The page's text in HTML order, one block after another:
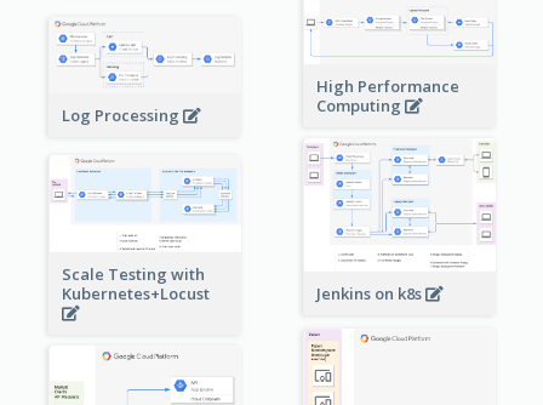
High Performance
Computing
Log Processing
Jenkins on k8s
Scale Testing with
Kubernetes+Locust